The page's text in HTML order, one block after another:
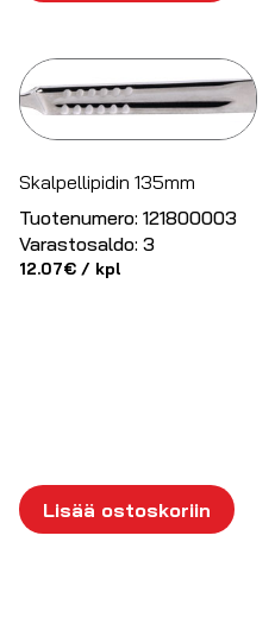
Skalpellipidin 135mm
Tuotenumero: 121800003
Varastosaldo: 3
12.07€ / kpl
Lisää ostoskoriin